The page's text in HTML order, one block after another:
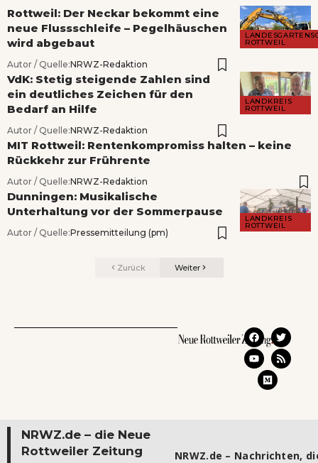
ROTTWEIL
Rottweil: Der Neckar bekommt eine
neue Flussschleife – Pegelhäuschen
wird abgebaut
Autor / Quelle:NRWZ-Redaktion
LANDKREIS
ROTTWEIL
VdK: Stetig steigende Zahlen sind
ein deutliches Zeichen für den
Bedarf an Hilfe
Autor / Quelle:NRWZ-Redaktion
MIT Rottweil: Rentenkompromiss halten – keine
Rückkehr zur Frührente
Autor / Quelle:NRWZ-Redaktion
LANDKREIS
ROTTWEIL
Dunningen: Musikalische
Unterhaltung vor der Sommerpause
Autor / Quelle:Pressemitteilung (pm)
Zurück Weiter
NRWZ.de – die Neue
Rottweiler Zeitung
NRWZ.de – Nachrichten,